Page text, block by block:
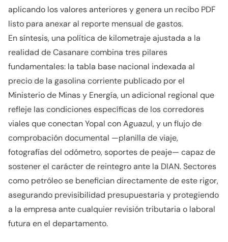
aplicando los valores anteriores y genera un recibo PDF
listo para anexar al reporte mensual de gastos.
En síntesis, una política de kilometraje ajustada a la
realidad de Casanare combina tres pilares
fundamentales: la tabla base nacional indexada al
precio de la gasolina corriente publicado por el
Ministerio de Minas y Energía, un adicional regional que
refleje las condiciones específicas de los corredores
viales que conectan Yopal con Aguazul, y un flujo de
comprobación documental —planilla de viaje,
fotografías del odómetro, soportes de peaje— capaz de
sostener el carácter de reintegro ante la DIAN. Sectores
como petróleo se benefician directamente de este rigor,
asegurando previsibilidad presupuestaria y protegiendo
a la empresa ante cualquier revisión tributaria o laboral
futura en el departamento.